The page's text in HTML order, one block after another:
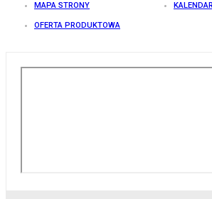
MAPA STRONY
OFERTA PRODUKTOWA